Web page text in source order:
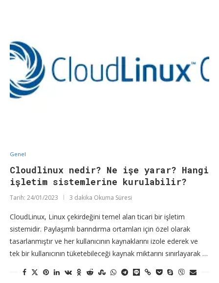
Genel
Cloudlinux nedir? Ne işe yarar? Hangi
işletim sistemlerine kurulabilir?
Tarih: 24/01/2023 3 dakika Okuma Süresi
CloudLinux, Linux çekirdeğini temel alan ticari bir işletim
sistemidir. Paylaşımlı barındırma ortamları için özel olarak
tasarlanmıştır ve her kullanıcının kaynaklarını izole ederek ve
tek bir kullanıcının tüketebileceği kaynak miktarını sınırlayarak …